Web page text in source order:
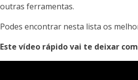
outras ferramentas.
Podes encontrar nesta lista os
Este vídeo rápido vai te deixar